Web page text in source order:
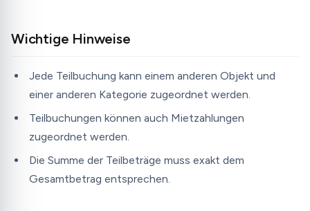
Wichtige Hinweise
Jede Teilbuchung kann einem anderen Objekt und
einer anderen Kategorie zugeordnet werden.
Teilbuchungen können auch Mietzahlungen
zugeordnet werden.
Die Summe der Teilbeträge muss exakt dem
Gesamtbetrag entsprechen.